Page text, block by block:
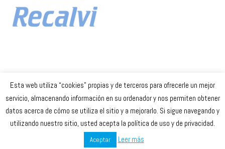
Celta Baloncesto Femenino. 2023
secretaria@celtabaloncesto.com
Esta web utiliza “cookies” propias y de terceros para ofrecerle un mejor
servicio, almacenando información en su ordenador y nos permiten obtener
datos acerca de cómo se utiliza el sitio y a mejorarlo. Si sigue navegando y
utilizando nuestro sitio, usted acepta la política de uso y de privacidad.
Aceptar Leer más